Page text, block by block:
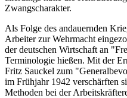
Zwangscharakter.
Als Folge des andauernden
Arbeiter zur Wehrmacht
der deutschen Wirtschaft an
Terminologie hießen. Mit der
Fritz Sauckel zum
im Frühjahr 1942 verschärften
Methoden bei der